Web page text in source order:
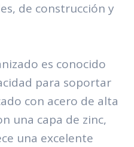
de construcción y
es conocido
para soportar
con acero de alta
una capa de zinc,
una excelente